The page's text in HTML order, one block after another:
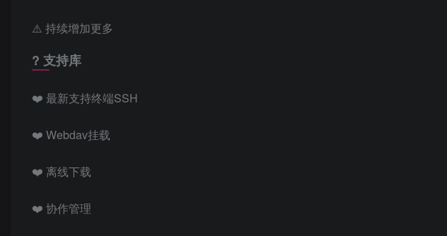
⚠️ 持续增加更多
? 支持库
❤️ 最新支持终端SSH
❤️ Webdav挂载
❤️ 离线下载
❤️ 协作管理